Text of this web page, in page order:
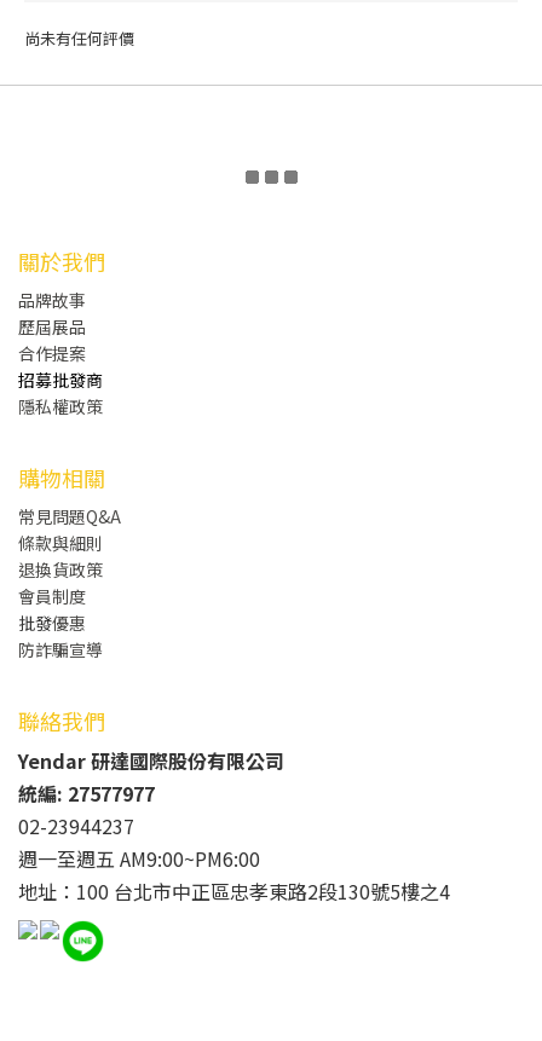
尚未有任何評價
關於我們
品牌故事
歷屆展品
合作提案
招募批發商
隱私權政策
購物相關
常見問題Q&A
條款與細則
退換貨政策
會員制度
批發優惠
防詐騙宣導
聯絡我們
Yendar 研達國際股份有限公司
統編: 27577977
02-23944237
週一至週五 AM9:00~PM6:00
地址：100 台北市中正區忠孝東路2段130號5樓之4